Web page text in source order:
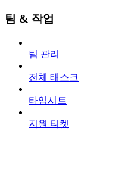
팀 & 작업
팀 관리
전체 태스크
타임시트
지원 티켓